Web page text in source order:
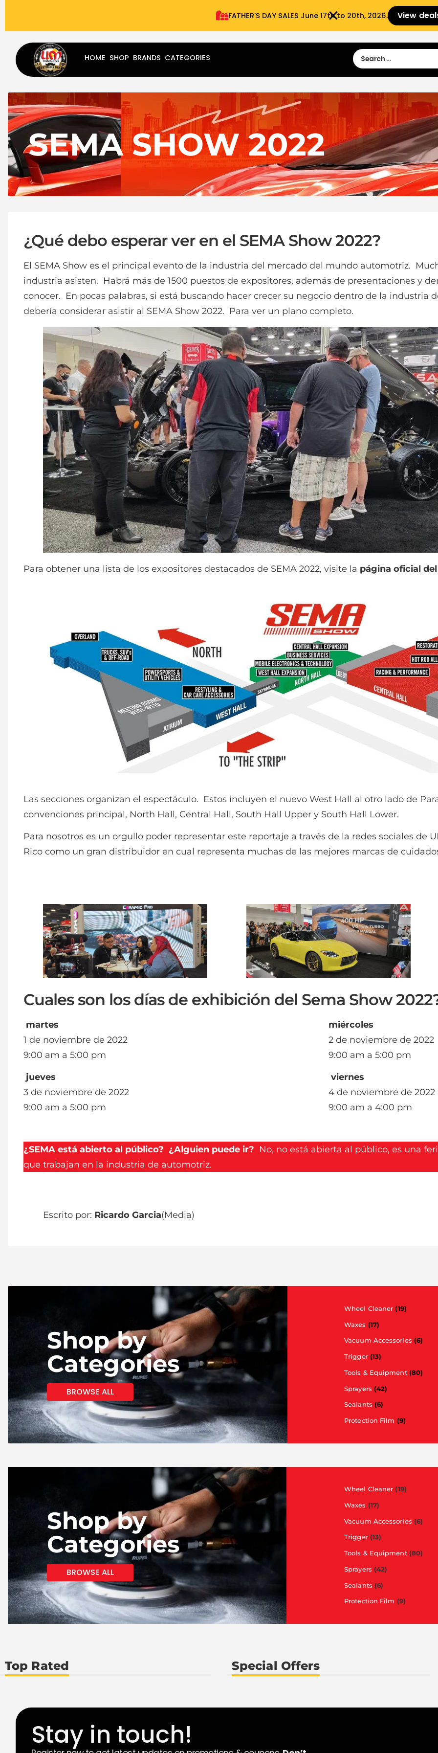
FATHER'S DAY SALES​ June 17th to 20th, 2026. View
Sign Up
HOME SHOP BRANDS CATEGORIES
SEMA SHOW 2022
¿Qué debo esperar ver en el SEMA Show 2022?
El SEMA Show es el principal evento de la industria del mercado del mundo automotriz.
industria asisten. Habrá más de 1500 puestos de expositores, además de presentaciones y
conocer. En pocas palabras, si está buscando hacer crecer su negocio dentro de la industria
debería considerar asistir al SEMA Show 2022. Para ver un plano completo.
Para obtener una lista de los expositores destacados de SEMA 2022, visite la página oficial
Las secciones organizan el espectáculo. Estos incluyen el nuevo West Hall al otro lado de
convenciones principal, North Hall, Central Hall, South Hall Upper y South Hall Lower.
Para nosotros es un orgullo poder representar este reportaje a través de la redes sociales de
Rico como un gran distribuidor en cual representa muchas de las mejores marcas de
Cuales son los días de exhibición del Sema Show
martes
1 de noviembre de 2022
9:00 am a 5:00 pm
jueves
3 de noviembre de 2022
9:00 am a 5:00 pm
miércoles
2 de noviembre de 2022
9:00 am a 5:00 pm
viernes
4 de noviembre de 2022
9:00 am a 4:00 pm
¿SEMA está abierto al público? ¿Alguien puede ir? No, no está abierta al público, es una
que trabajan en la industria de automotriz.
Escrito por: Ricardo Garcia(Media)
Shop by
Categories
BROWSE ALL
Wheel Cleaner (19)
Waxes (17)
Vacuum Accessories (6)
Trigger (13)
Tools & Equipment (80)
Sprayers (42)
Sealants (6)
Protection Film (9)
Shop by
Categories
BROWSE ALL
Wheel Cleaner (19)
Waxes (17)
Vacuum Accessories (6)
Trigger (13)
Tools & Equipment (80)
Sprayers (42)
Sealants (6)
Protection Film (9)
Top Rated Special Offers
Stay in touch!